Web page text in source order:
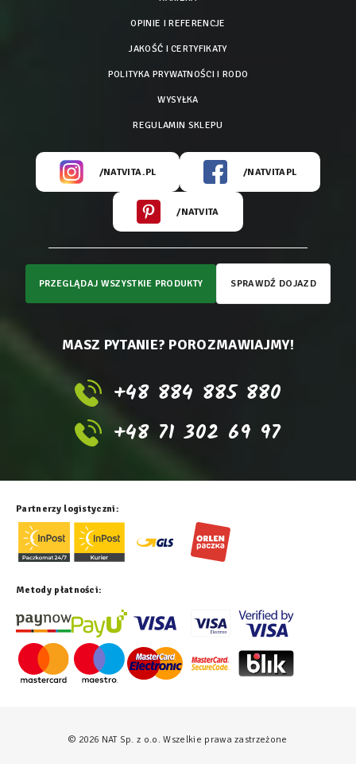
OPINIE I REFERENCJE
JAKOŚĆ I CERTYFIKATY
POLITYKA PRYWATNOŚCI I RODO
WYSYŁKA
REGULAMIN SKLEPU
/NATVITA.PL /NATVITAPL
/NATVITA
PRZEGLĄDAJ WSZYSTKIE PRODUKTY SPRAWDŹ DOJAZD
MASZ PYTANIE? POROZMAWIAJMY!
+48 884 885 880
+48 71 302 69 97
Partnerzy logistyczni:
Metody płatności:
© 2026 NAT Sp. z o.o. Wszelkie prawa zastrzeżone